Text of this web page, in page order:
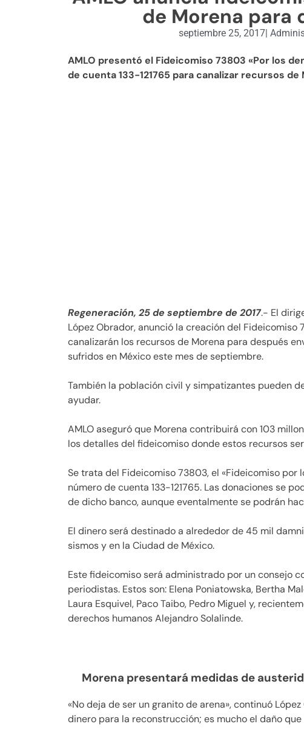
de Morena para
septiembre 25, 2017|
AMLO presentó el Fideicomiso 73803 «Por los
de cuenta 133-121765 para canalizar recursos
Regeneración, 25 de septiembre de 2017.- El
López Obrador, anunció la creación del Fideicomiso
canalizarán los recursos de Morena para después
sufridos en México este mes de septiembre.
También la población civil y simpatizantes pueden
ayudar.
AMLO aseguró que Morena contribuirá con 103
los detalles del fideicomiso donde estos recursos
Se trata del Fideicomiso 73803, el «Fideicomiso por
número de cuenta 133-121765. Las donaciones se
de dicho banco, aunque eventalmente se podrán
El dinero será destinado a alrededor de 45 mil
sismos y en la Ciudad de México.
Este fideicomiso será administrado por un consejo
periodistas. Estos son: Elena Poniatowska, Bertha
Laura Esquivel, Paco Taibo, Pedro Miguel y,
derechos humanos Alejandro Solalinde.
Morena presentará medidas de
«No deja de ser un granito de arena», continuó
dinero para la reconstrucción; es mucho el daño que